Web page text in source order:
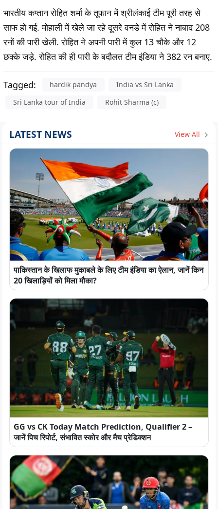
भारतीय कप्तान रोहित शर्मा के तूफान में श्रीलंकाई टीम पूरी तरह से
साफ हो गई. मोहाली में खेले जा रहे दूसरे वनडे में रोहित ने नाबाद 208
रनों की पारी खेली. रोहित ने अपनी पारी में कुल 13 चौके और 12
छक्के जड़े. रोहित की ही पारी के बदौलत टीम इंडिया ने 382 रन बनाए.
Tagged: hardik pandya
India vs Sri Lanka
Sri Lanka tour of India
Rohit Sharma (c)
LATEST NEWS View All
पाकिस्तान के खिलाफ मुकाबले के लिए टीम इंडिया का ऐलान, जानें किन
20 खिलाड़ियों को मिला मौका?
GG vs CK Today Match Prediction, Qualifier 2 –
जानें पिच रिपोर्ट, संभावित स्कोर और मैच प्रेडिक्शन